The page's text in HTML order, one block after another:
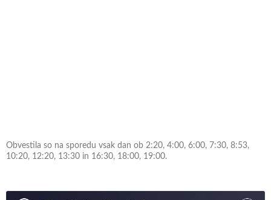
Obvestila so na sporedu vsak dan ob 2:20, 4:00, 6:00, 7:30, 8:53,
10:20, 12:20, 13:30 in 16:30, 18:00, 19:00.